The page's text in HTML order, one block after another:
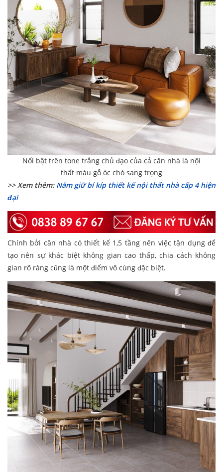
Nổi bật trên tone trắng chủ đạo của cả căn nhà là nội
thất màu gỗ óc chó sang trọng
>> Xem thêm: Nắm giữ bí kíp thiết kế nội thất nhà cấp 4 hiện
đại
Chính bởi căn nhà có thiết kế 1,5 tầng nên việc tận dụng để
tạo nên sự khác biệt không gian cao thấp, chia cách không
gian rõ ràng cũng là một điểm vô cùng đặc biệt.